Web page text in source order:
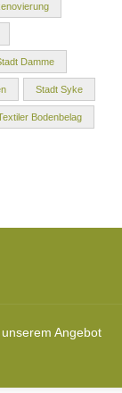
Damme
Stadt Syke
Bodenbelag
Angebot